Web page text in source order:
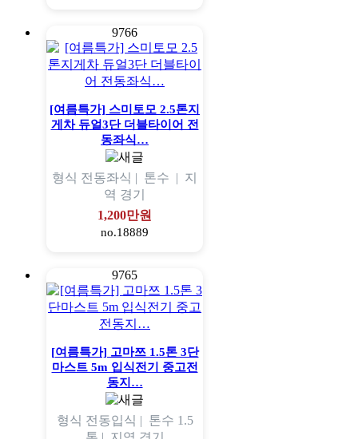
9766
[여름특가] 스미토모 2.5톤지
게차 듀얼3단 더블타이어 전
동좌식…
형식 전동좌식 | 톤수 | 지
역 경기
1,200만원
no.18889
9765
[여름특가] 고마쯔 1.5톤 3단
마스트 5m 입식전기 중고전
동지…
형식 전동입식 | 톤수 1.5